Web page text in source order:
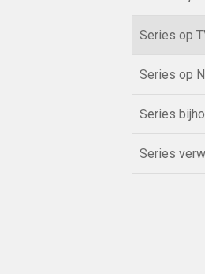
Series op
Series op
Series
Series